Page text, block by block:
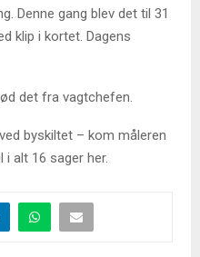
Denne gang blev det til 31
klip i kortet. Dagens
det fra vagtchefen.
byskiltet – kom måleren
i alt 16 sager her.